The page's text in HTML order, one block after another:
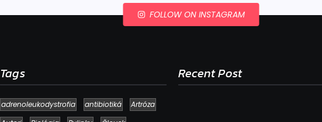
FOLLOW ON INSTAGRAM
Tags
adrenoleukodystrofia antibiotiká
Artróza
Recent Post